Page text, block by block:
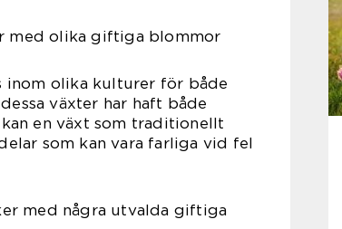
med olika giftiga blommor
inom olika kulturer för både
växter har haft både
en växt som traditionellt
som kan vara farliga vid fel
med några utvalda giftiga